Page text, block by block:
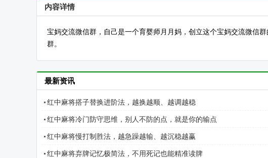
内容详情
宝妈交流微信群，自己是一个育婴师月月妈，创立这个宝妈交流微信
群。
最新资讯
红中麻将搭子替换进阶法，越换越顺、越调越稳
红中麻将冷门防守思维，别人不防的点，就是你的输点
红中麻将慢打制胜法，越急躁越输、越沉稳越赢
红中麻将弃牌记忆极简法，不用死记也能精准读牌